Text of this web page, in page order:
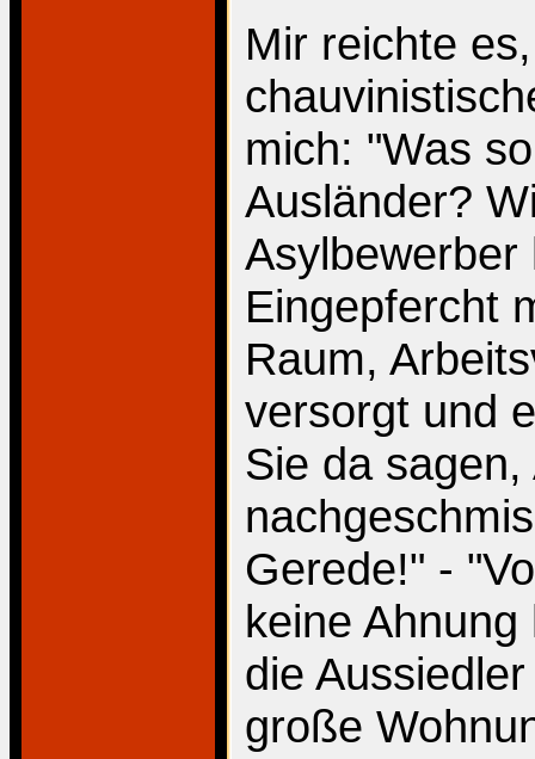
Mir reichte
mich: "Was
Ausländer?
Asylbewerber
Eingepfercht
Raum,
versorgt und
Sie da
Gerede!" -
keine
die
große